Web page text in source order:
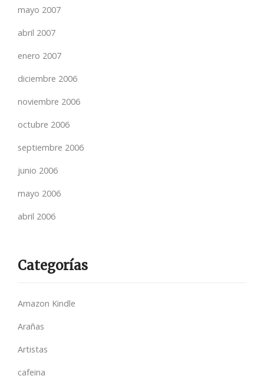
mayo 2007
abril 2007
enero 2007
diciembre 2006
noviembre 2006
octubre 2006
septiembre 2006
junio 2006
mayo 2006
abril 2006
Categorías
Amazon Kindle
Arañas
Artistas
cafeina